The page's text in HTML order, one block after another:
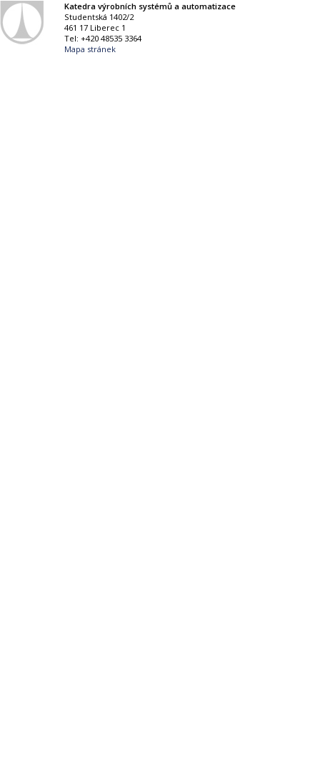
Katedra výrobních systémů a automatizace
Studentská 1402/2
461 17 Liberec 1
Tel: +420 48535 3364
Mapa stránek